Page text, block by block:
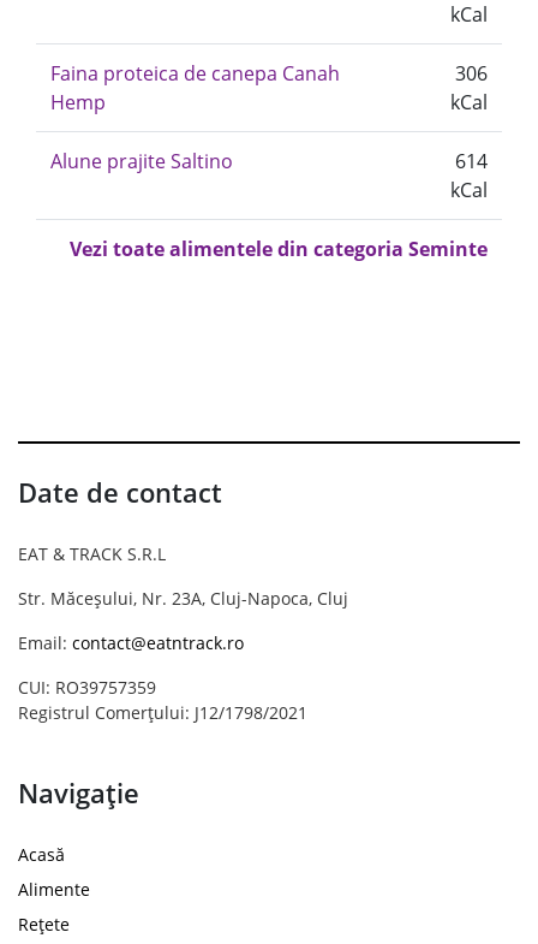
kCal
Faina proteica de canepa Canah
Hemp
306
kCal
Alune prajite Saltino
614
kCal
Vezi toate alimentele din categoria Seminte
Date de contact
EAT & TRACK S.R.L
Str. Măceșului, Nr. 23A, Cluj-Napoca, Cluj
Email: contact@eatntrack.ro
CUI: RO39757359
Registrul Comerțului: J12/1798/2021
Navigație
Acasă
Alimente
Rețete